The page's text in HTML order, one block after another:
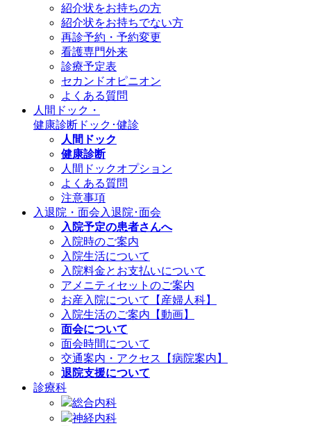
紹介状をお持ちの方
紹介状をお持ちでない方
再診予約・予約変更
看護専門外来
診療予定表
セカンドオピニオン
よくある質問
人間ドック・
健康診断 ドック･健診
人間ドック
健康診断
人間ドックオプション
よくある質問
注意事項
入退院・面会 入退院･面会
入院予定の患者さんへ
入院時のご案内
入院生活について
入院料金とお支払いについて
アメニティセットのご案内
お産入院について【産婦人科】
入院生活のご案内【動画】
面会について
面会時間について
交通案内・アクセス【病院案内】
退院支援について
診療科
総合内科
神経内科